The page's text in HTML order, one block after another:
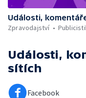
Události,
Zpravodajství
Události,
sítích
Facebook